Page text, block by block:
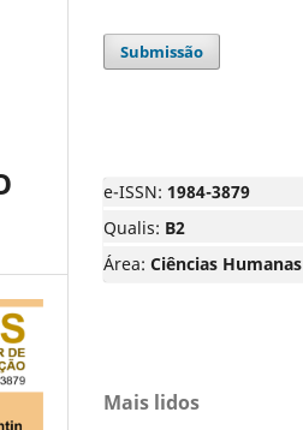
Submissão
e-ISSN: 1984-3879
Qualis: B2
Área: Ciências Humanas
Mais lidos